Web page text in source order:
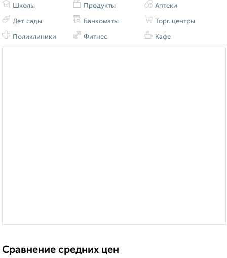
Школы
Дет. сады
Поликлиники
Продукты
Банкоматы
Фитнес
Аптеки
Торг. центры
Кафе
Сравнение средних цен